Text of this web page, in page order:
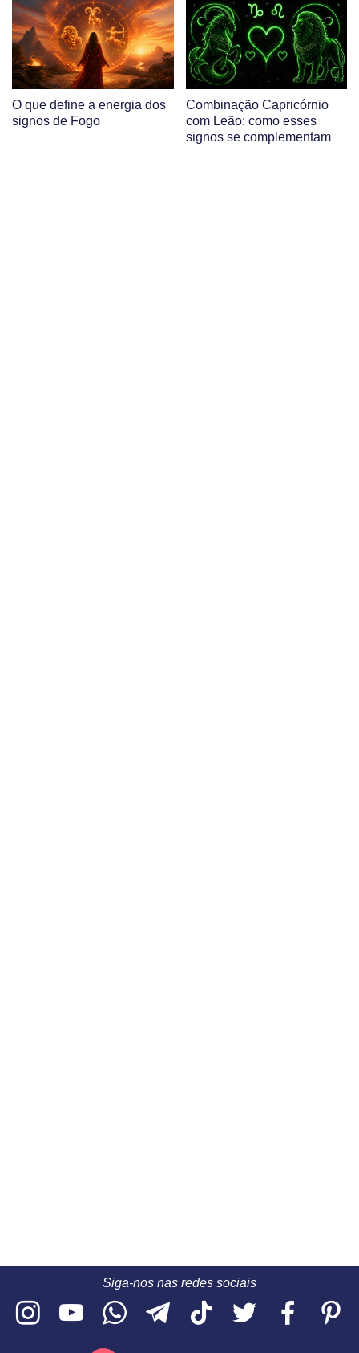
O que define a energia dos
signos de Fogo
Combinação Capricórnio
com Leão: como esses
signos se complementam
Siga-nos nas redes sociais